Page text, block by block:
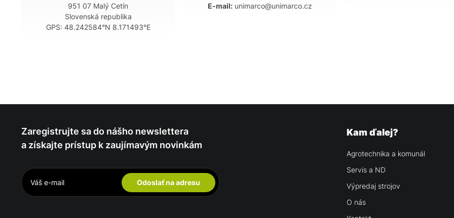
951 07 Malý Cetín
Slovenská republika
GPS: 48.242584°N 8.171493°E
E-mail: unimarco@unimarco.cz
Zaregistrujte sa do nášho newslettera
a získajte prístup k zaujímavým novinkám
Odoslať na adresu
Kam ďalej?
Agrotechnika a komunál
Servis a ND
Výpredaj strojov
O nás